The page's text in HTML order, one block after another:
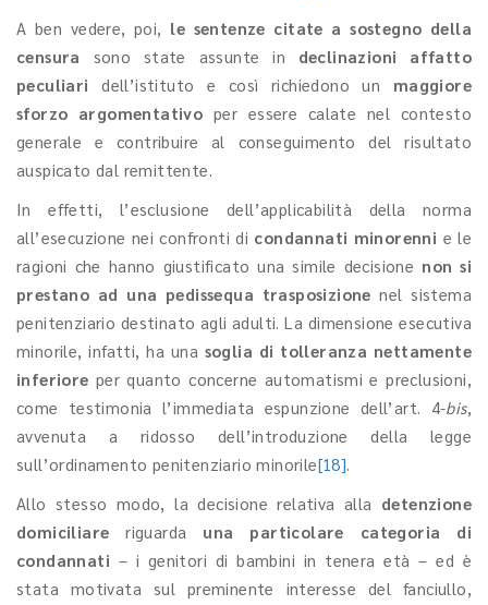
A ben vedere, poi, le sentenze citate a sostegno della
censura sono state assunte in declinazioni affatto
peculiari dell’istituto e così richiedono un maggiore
sforzo argomentativo per essere calate nel contesto
generale e contribuire al conseguimento del risultato
auspicato dal remittente.
In effetti, l’esclusione dell’applicabilità della norma
all’esecuzione nei confronti di condannati minorenni e le
ragioni che hanno giustificato una simile decisione non si
prestano ad una pedissequa trasposizione nel sistema
penitenziario destinato agli adulti. La dimensione esecutiva
minorile, infatti, ha una soglia di tolleranza nettamente
inferiore per quanto concerne automatismi e preclusioni,
come testimonia l’immediata espunzione dell’art. 4-bis,
avvenuta a ridosso dell’introduzione della legge
sull’ordinamento penitenziario minorile[18].
Allo stesso modo, la decisione relativa alla detenzione
domiciliare riguarda una particolare categoria di
condannati – i genitori di bambini in tenera età – ed è
stata motivata sul preminente interesse del fanciullo,